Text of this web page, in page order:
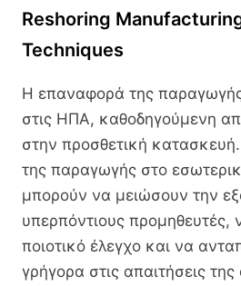
Reshoring
Techniques
Η επαναφορά της παραγωγής
στις ΗΠΑ, καθοδηγούμενη
στην προσθετική
της παραγωγής στο
μπορούν να μειώσουν την
υπερπόντιους προμηθευτές,
ποιοτικό έλεγχο και να
γρήγορα στις απαιτήσεις